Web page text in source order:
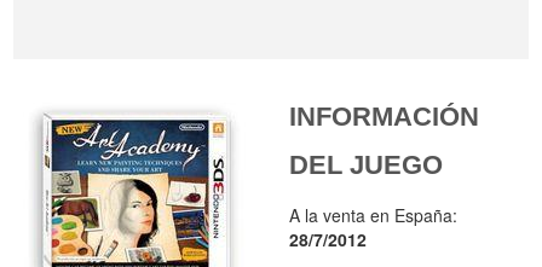
INFORMACIÓN
DEL JUEGO
A la venta en España:
28/7/2012